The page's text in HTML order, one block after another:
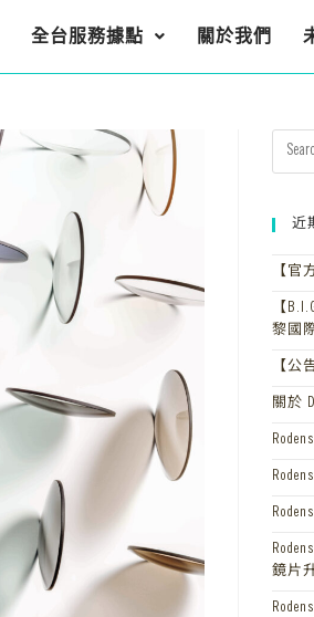
全台服務據點 關於我們
近
【官
【
黎國
【公
關於
鏡片